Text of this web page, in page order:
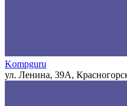
Kompguru
ул. Ленина, 39А,